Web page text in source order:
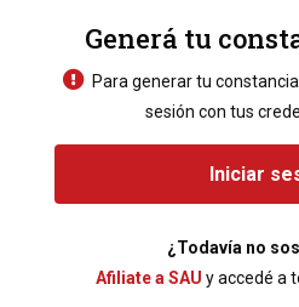
Generá tu
Para generar tu
sesión con tus
Iniciar
¿Todavía no
Afiliate a SAU y accedé a